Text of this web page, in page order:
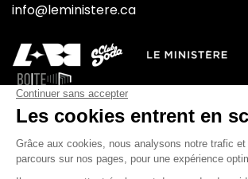
info@leministere.ca